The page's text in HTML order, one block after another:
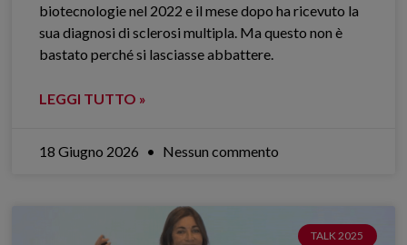
biotecnologie nel 2022 e il mese dopo ha ricevuto la
sua diagnosi di sclerosi multipla. Ma questo non è
bastato perché si lasciasse abbattere.
LEGGI TUTTO »
18 Giugno 2026 Nessun commento
TALK 2025